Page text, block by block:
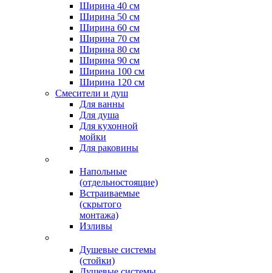
Ширина 40 см
Ширина 50 см
Ширина 60 см
Ширина 70 см
Ширина 80 см
Ширина 90 см
Ширина 100 см
Ширина 120 см
Смесители и душ
Для ванны
Для душа
Для кухонной
мойки
Для раковины
Напольные
(отдельностоящие)
Встраиваемые
(скрытого
монтажа)
Изливы
Душевые системы
(стойки)